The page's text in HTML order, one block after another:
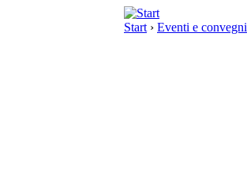
Start › Eventi e convegni